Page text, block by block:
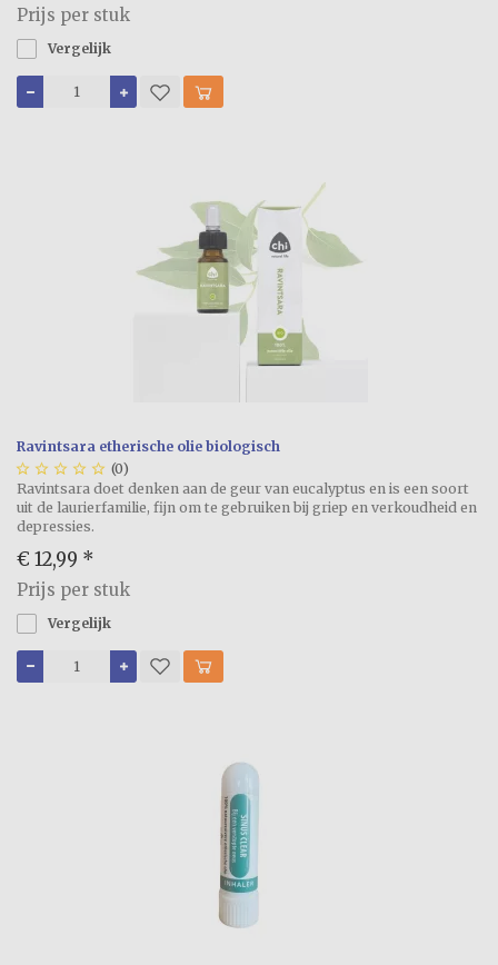
Prijs per stuk
Vergelijk
Ravintsara etherische olie biologisch
     (0)
Ravintsara doet denken aan de geur van eucalyptus en is een soort
uit de laurierfamilie, fijn om te gebruiken bij griep en verkoudheid en
depressies.
€ 12,99 *
Prijs per stuk
Vergelijk